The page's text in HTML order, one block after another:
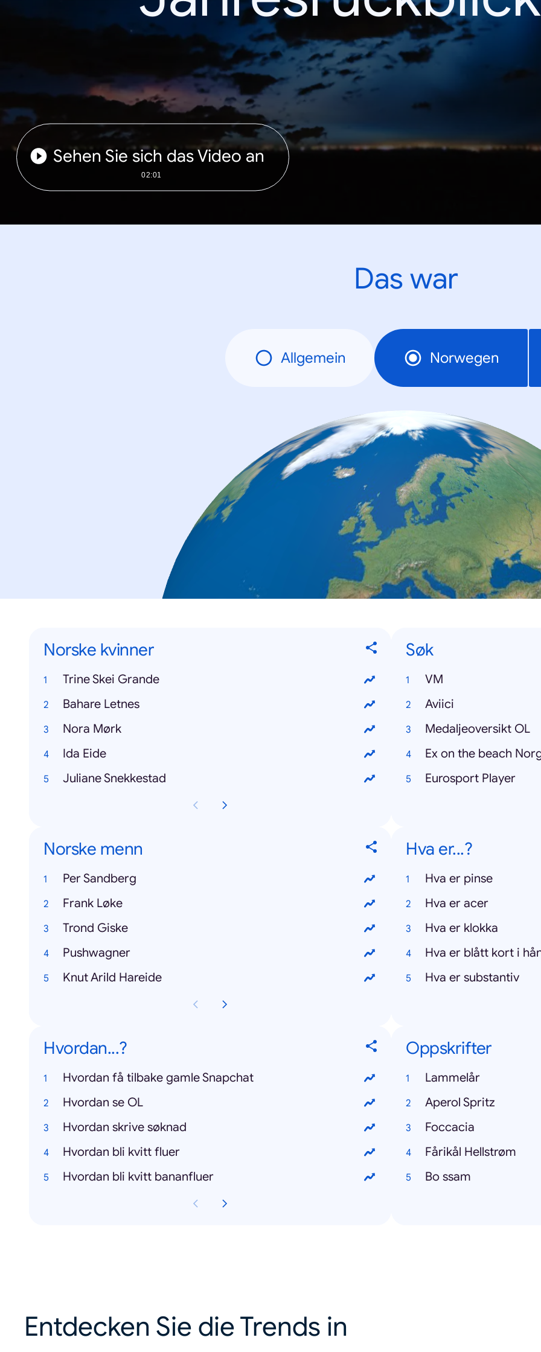
Sehen Sie sich das Video an
02:01
Das war
Allgemein Norwegen
Norske kvinner
Trine Skei Grande
Bahare Letnes
Nora Mørk
Ida Eide
Juliane Snekkestad
Søk
VM
Aviici
Medaljeoversikt OL
Ex on the beach
Eurosport Player
Norske menn
Per Sandberg
Frank Løke
Trond Giske
Pushwagner
Knut Arild Hareide
Hva er...?
Hva er pinse
Hva er acer
Hva er klokka
Hva er blått kort i
Hva er substantiv
Hvordan...?
Hvordan få tilbake gamle Snapchat
Hvordan se OL
Hvordan skrive søknad
Hvordan bli kvitt fluer
Hvordan bli kvitt bananfluer
Oppskrifter
Lammelår
Aperol Spritz
Foccacia
Fårikål Hellstrøm
Bo ssam
Entdecken Sie die Trends in